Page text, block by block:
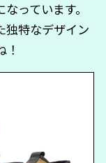
っています。
独特なデザイン